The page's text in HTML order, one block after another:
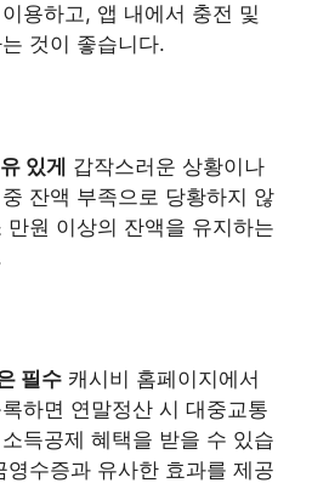
용하고, 앱 내에서 충전 및
것이 좋습니다.
있게 갑작스러운 상황이나
잔액 부족으로 당황하지 않
만원 이상의 잔액을 유지하는
필수 캐시비 홈페이지에서
하면 연말정산 시 대중교통
득공제 혜택을 받을 수 있습
영수증과 유사한 효과를 제공